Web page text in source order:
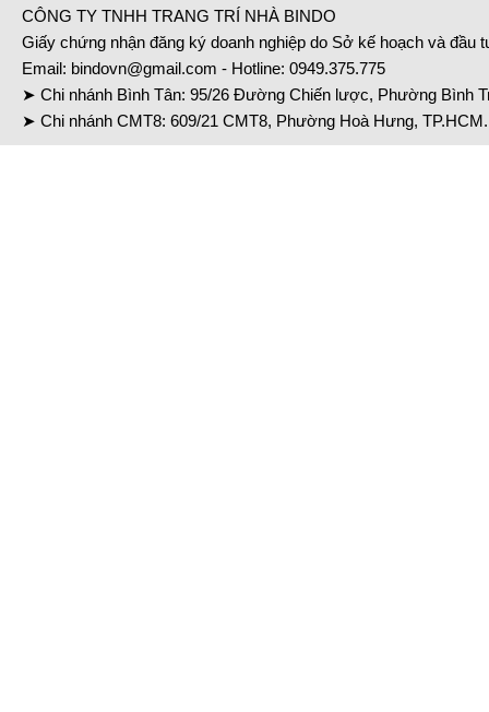
CÔNG TY TNHH TRANG TRÍ NHÀ BINDO
Giấy chứng nhận đăng ký doanh nghiệp do Sở kế hoạch và đầu
Email: bindovn@gmail.com - Hotline: 0949.375.775
➤ Chi nhánh Bình Tân: 95/26 Đường Chiến lược, Phường Bình
➤ Chi nhánh CMT8: 609/21 CMT8, Phường Hoà Hưng,